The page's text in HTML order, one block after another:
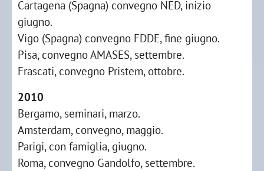
Cartagena (Spagna) convegno NED, inizio
giugno.
Vigo (Spagna) convegno FDDE, fine giugno.
Pisa, convegno AMASES, settembre.
Frascati, convegno Pristem, ottobre.
2010
Bergamo, seminari, marzo.
Amsterdam, convegno, maggio.
Parigi, con famiglia, giugno.
Roma, convegno Gandolfo, settembre.